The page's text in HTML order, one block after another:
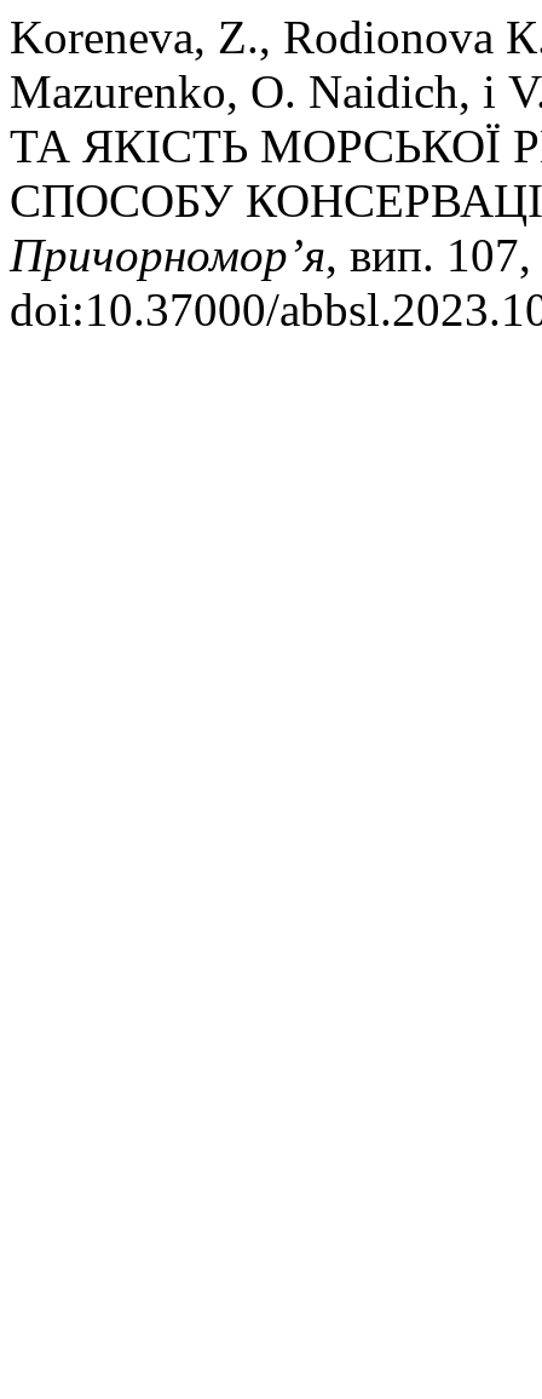
Koreneva, Z., Rodionova
Mazurenko, O. Naidich, і
ТА ЯКІСТЬ МОРСЬКОЇ
СПОСОБУ
Причорномор’я, вип.
doi:10.37000/